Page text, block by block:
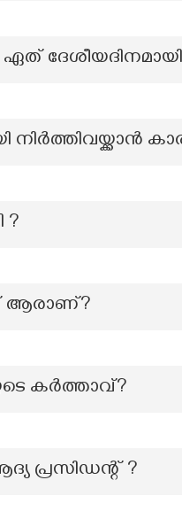
നിർത്തിവയ്ക്കാൻ
?
ആരാണ്?
കർത്താവ്?
പ്രസിഡന്റ് ?